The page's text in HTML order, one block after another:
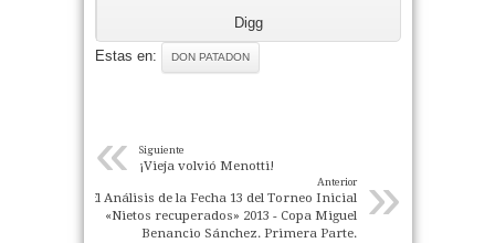
Digg
Estas en:
DON PATADON
« Siguiente
¡Vieja volvió Menotti! »
Anterior
El Análisis de la Fecha 13 del Torneo Inicial
«Nietos recuperados» 2013 - Copa Miguel
Benancio Sánchez. Primera Parte.